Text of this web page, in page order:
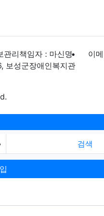
관리책임자 : 마신명
이
보성군장애인복지관
검색